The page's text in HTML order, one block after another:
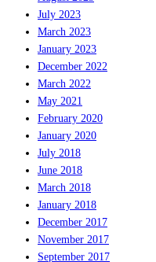
July 2023
March 2023
January 2023
December 2022
March 2022
May 2021
February 2020
January 2020
July 2018
June 2018
March 2018
January 2018
December 2017
November 2017
September 2017